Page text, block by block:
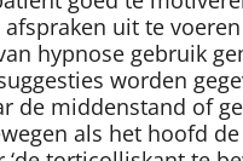
afspraken uit te
hypnose gebruik
worden
de middenstand of
als het hoofd